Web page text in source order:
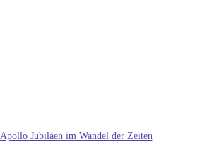
Apollo Jubiläen im Wandel der Zeiten